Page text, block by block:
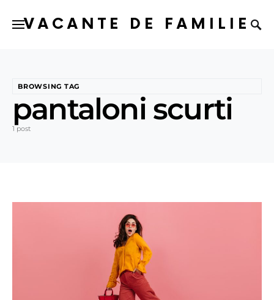
VACANTE DE FAMILIE
BROWSING TAG
pantaloni scurti
1 post